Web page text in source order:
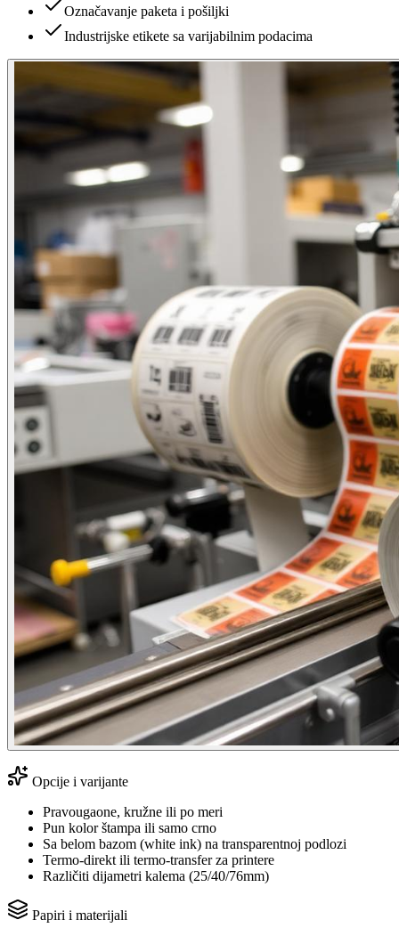
Označavanje paketa i pošiljki
Industrijske etikete sa varijabilnim podacima
Opcije i varijante
Pravougaone, kružne ili po meri
Pun kolor štampa ili samo crno
Sa belom bazom (white ink) na transparentnoj podlozi
Termo-direkt ili termo-transfer za printere
Različiti dijametri kalema (25/40/76mm)
Papiri i materijali